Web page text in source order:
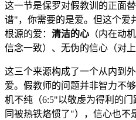
这一节是保罗对假教训的正面
谱"，你需要的是爱。但这个爱
根源的爱： 清洁的心 （内在动
信念一致）、无伪的信心（对
这三个来源构成了一个从内
爱。假教师的问题并非智力不
机不纯（6:5"以敬虔为得利的
同被热铁烙惯了"），信心也不